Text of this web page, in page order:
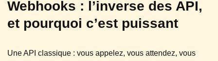
Webhooks : l’inverse des API,
et pourquoi c’est puissant
Une API classique : vous appelez, vous attendez, vous